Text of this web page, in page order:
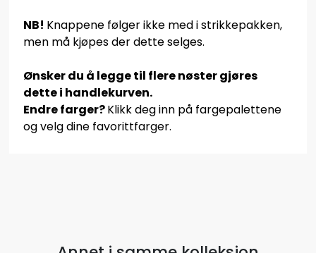
NB! Knappene følger ikke med i strikkepakken,
men må kjøpes der dette selges.
Ønsker du å legge til flere nøster gjøres
dette i handlekurven.
Endre farger?Klikk deg inn på fargepalettene
og velg dine favorittfarger.